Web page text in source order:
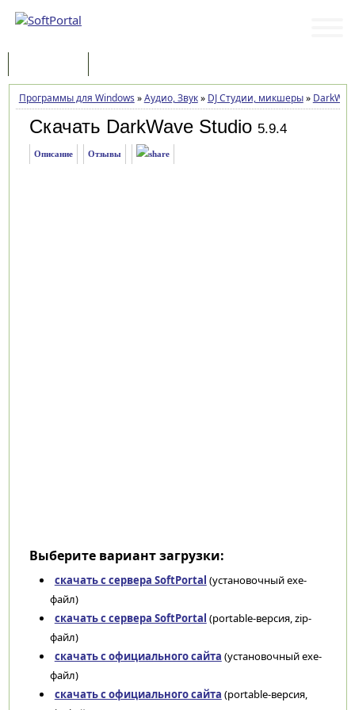
Программы для Windows »Аудио, Звук» DJ Студии, микшеры»
Скачать DarkWave Studio 5.9.4
Описание Отзывы
Выберите вариант загрузки:
скачать с сервера SoftPortal (установочный exe-
файл)
скачать с сервера SoftPortal (portable-версия, zip-
файл)
скачать с официального сайта (установочный exe-
файл)
скачать с официального сайта (portable-версия,